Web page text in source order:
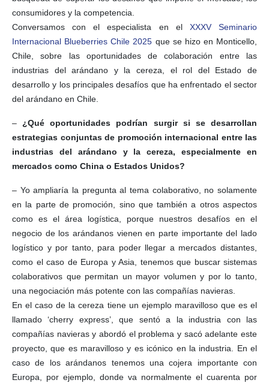
consumidores y la competencia.
Conversamos con el especialista en el XXXV Seminario
Internacional Blueberries Chile 2025 que se hizo en Monticello,
Chile, sobre las oportunidades de colaboración entre las
industrias del arándano y la cereza, el rol del Estado de
desarrollo y los principales desafíos que ha enfrentado el sector
del arándano en Chile.
– ¿Qué oportunidades podrían surgir si se desarrollan
estrategias conjuntas de promoción internacional entre las
industrias del arándano y la cereza, especialmente en
mercados como China o Estados Unidos?
– Yo ampliaría la pregunta al tema colaborativo, no solamente
en la parte de promoción, sino que también a otros aspectos
como es el área logística, porque nuestros desafíos en el
negocio de los arándanos vienen en parte importante del lado
logístico y por tanto, para poder llegar a mercados distantes,
como el caso de Europa y Asia, tenemos que buscar sistemas
colaborativos que permitan un mayor volumen y por lo tanto,
una negociación más potente con las compañías navieras.
En el caso de la cereza tiene un ejemplo maravilloso que es el
llamado ‘cherry express’, que sentó a la industria con las
compañías navieras y abordó el problema y sacó adelante este
proyecto, que es maravilloso y es icónico en la industria. En el
caso de los arándanos tenemos una cojera importante con
Europa, por ejemplo, donde va normalmente el cuarenta por